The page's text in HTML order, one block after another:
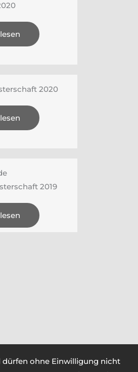
2020
2019
dürfen ohne Einwilligung nicht